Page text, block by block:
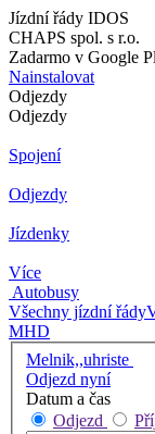
Jízdní řády IDOS
CHAPS spol. s r.o.
Zadarmo v Google
Nainstalovat
Odjezdy
Odjezdy
Spojení
Odjezdy
Jízdenky
Více
Autobusy
Všechny jízdní řády
MHD
Melnik,,uhriste
Odjezd nyní
Datum a čas
Odjezd